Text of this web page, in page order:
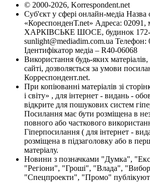
© 2000-2026, Korrespondent.net
Суб'єкт у сфері онлайн-медіа Назва
«КореспонденТ.net» Адреса: 02091,
ХАРКІВСЬКЕ ШОСЕ, будинок 172-
sunlight@mediadim.com.ua Телефон:
Ідентифікатор медіа – R40-06068
Використання будь-яких
сайті, дозволяється за умови
Корреспондент.net.
При копіюванні матеріалів зі
і світу» , для інтернет - видань -
відкрите для пошукових систем
Посилання має бути розміщена в
повного або часткового
Гіперпосилання ( для інтернет -
розміщена в підзаголовку або в
матеріалу.
Новини з позначками "Думка",
"Регіони", "Гроші", "Влада",
"Спецпроекти", "Промо"